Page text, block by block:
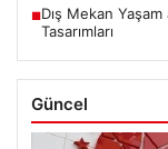
■Dış Mekan
Tasarımları
Güncel